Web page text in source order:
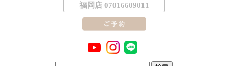
福岡店 07016609011